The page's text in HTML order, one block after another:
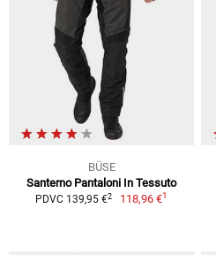
BÜSE
Santerno Pantaloni In Tessuto
PDVC 139,95 €2 118,96 €1